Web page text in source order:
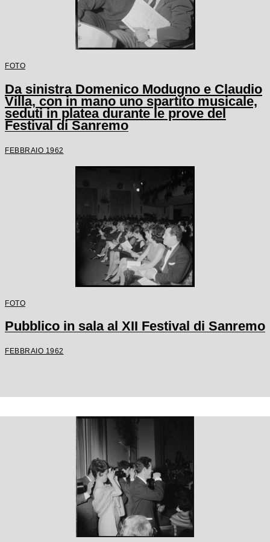
FOTO
Da sinistra Domenico Modugno e Claudio
Villa, con in mano uno spartito musicale,
seduti in platea durante le prove del
Festival di Sanremo
FEBBRAIO 1962
FOTO
Pubblico in sala al XII Festival di Sanremo
FEBBRAIO 1962